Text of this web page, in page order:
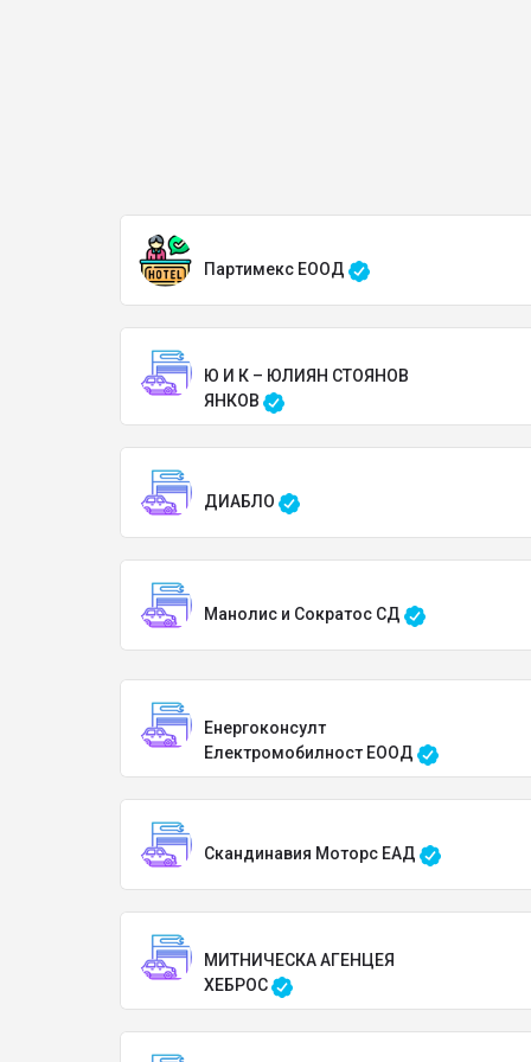
Партимекс ЕООД
Ю И К – ЮЛИЯН СТОЯНОВ
ЯНКОВ
ДИАБЛО
Манолис и Сократос СД
Енергоконсулт
Електромобилност ЕООД
Скандинавия Моторс ЕАД
МИТНИЧЕСКА АГЕНЦЕЯ
ХЕБРОС